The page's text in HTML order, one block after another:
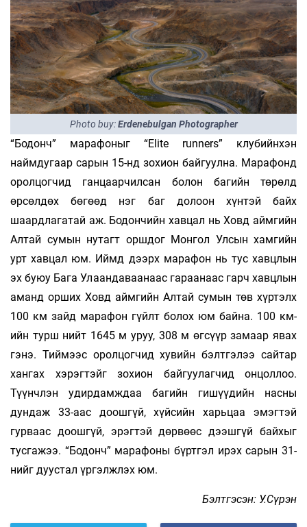
Photo buy:Erdenebulgan Photographer
“Бодонч” марафоныг “Elite runners” клубийнхэн
наймдугаар сарын 15-нд зохион байгуулна. Марафонд
оролцогчид ганцаарчилсан болон багийн төрөлд
өрсөлдөх бөгөөд нэг баг долоон хүнтэй байх
шаардлагатай аж. Бодончийн хавцал нь Ховд аймгийн
Алтай сумын нутагт оршдог Монгол Улсын хамгийн
урт хавцал юм. Иймд дээрх марафон нь тус хавцлын
эх буюу Бага Улаандаваанаас гараанаас гарч хавцлын
аманд орших Ховд аймгийн Алтай сумын төв хүртэлх
100 км зайд марафон гүйлт болох юм байна. 100 км-
ийн турш нийт 1645 м уруу, 308 м өгсүүр замаар явах
гэнэ. Тиймээс оролцогчид хувийн бэлтгэлээ сайтар
хангах хэрэгтэйг зохион байгуулагчид онцоллоо.
Түүнчлэн удирдамждаа багийн гишүүдийн насны
дундаж 33-аас доошгүй, хүйсийн харьцаа эмэгтэй
гурваас доошгүй, эрэгтэй дөрвөөс дээшгүй байхыг
тусгажээ. “Бодонч” марафоны бүртгэл ирэх сарын 31-
нийг дуустал үргэлжлэх юм.
Бэлтгэсэн: У.Сүрэн